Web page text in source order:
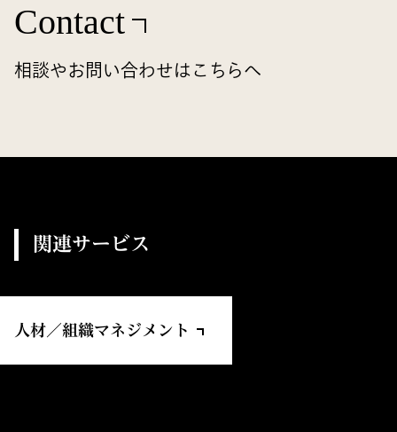
Contact
相談やお問い合わせはこちらへ
関連サービス
人材／組織マネジメント